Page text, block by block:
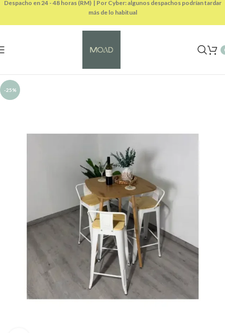
-25%
Despacho en 24 - 48 horas (RM) | Por Cyber: algunos despachos podrían tardar
más de lo habitual